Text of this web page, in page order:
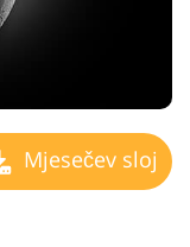
Mjesečev sloj